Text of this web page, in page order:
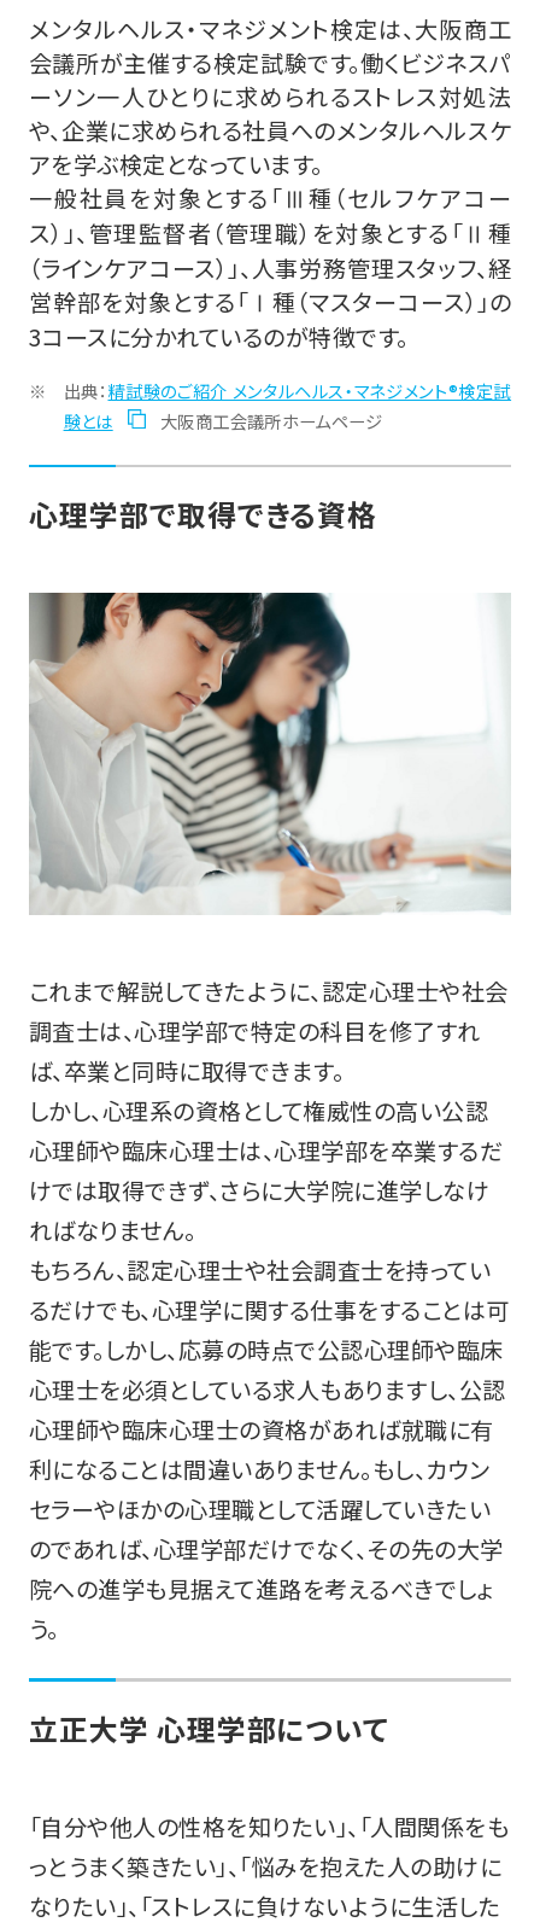
メンタルヘルス・マネジメント検定は、大阪商工
会議所が主催する検定試験です。働くビジネスパ
ーソン一人ひとりに求められるストレス対処法
や、企業に求められる社員へのメンタルヘルスケ
アを学ぶ検定となっています。
一般社員を対象とする「Ⅲ種（セルフケアコー
ス）」、管理監督者（管理職）を対象とする「Ⅱ種
（ラインケアコース）」、人事労務管理スタッフ、経
営幹部を対象とする「Ⅰ種（マスターコース）」の
3コースに分かれているのが特徴です。
出典：精試験のご紹介 メンタルヘルス・マネジメント®検定試
験とは
大阪商工会議所ホームページ
心理学部で取得できる資格
これまで解説してきたように、認定心理士や社会
調査士は、心理学部で特定の科目を修了すれ
ば、卒業と同時に取得できます。
しかし、心理系の資格として権威性の高い公認
心理師や臨床心理士は、心理学部を卒業するだ
けでは取得できず、さらに大学院に進学しなけ
ればなりません。
もちろん、認定心理士や社会調査士を持ってい
るだけでも、心理学に関する仕事をすることは可
能です。しかし、応募の時点で公認心理師や臨床
心理士を必須としている求人もありますし、公認
心理師や臨床心理士の資格があれば就職に有
利になることは間違いありません。もし、カウン
セラーやほかの心理職として活躍していきたい
のであれば、心理学部だけでなく、その先の大学
院への進学も見据えて進路を考えるべきでしょ
う。
立正大学 心理学部について
「自分や他人の性格を知りたい」、「人間関係をも
っとうまく築きたい」、「悩みを抱えた人の助けに
なりたい」、「ストレスに負けないように生活した